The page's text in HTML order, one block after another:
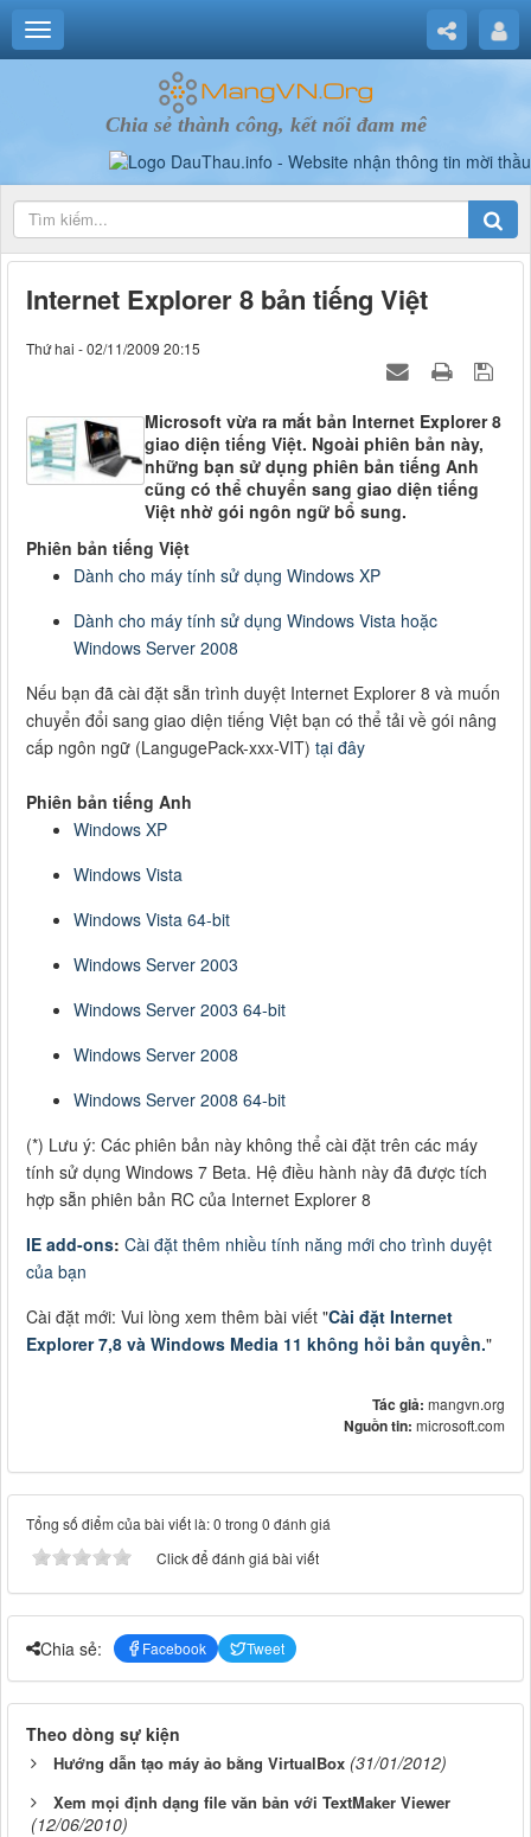
Chia sẻ thành công, kết nối đam mê
Internet Explorer 8 bản tiếng Việt
Thứ hai - 02/11/2009 20:15
Microsoft vừa ra mắt bản Internet Explorer 8
giao diện tiếng Việt. Ngoài phiên bản này,
những bạn sử dụng phiên bản tiếng Anh
cũng có thể chuyển sang giao diện tiếng
Việt nhờ gói ngôn ngữ bổ sung.
Phiên bản tiếng Việt
Dành cho máy tính sử dụng Windows XP
Dành cho máy tính sử dụng Windows Vista hoặc
Windows Server 2008
Nếu bạn đã cài đặt sẵn trình duyệt Internet Explorer 8 và muốn
chuyển đổi sang giao diện tiếng Việt bạn có thể tải về gói nâng
cấp ngôn ngữ (LangugePack-xxx-VIT) tại đây
Phiên bản tiếng Anh
Windows XP
Windows Vista
Windows Vista 64-bit
Windows Server 2003
Windows Server 2003 64-bit
Windows Server 2008
Windows Server 2008 64-bit
(*) Lưu ý: Các phiên bản này không thể cài đặt trên các máy
tính sử dụng Windows 7 Beta. Hệ điều hành này đã được tích
hợp sẵn phiên bản RC của Internet Explorer 8
IE add-ons: Cài đặt thêm nhiều tính năng mới cho trình duyệt
của bạn
Cài đặt mới: Vui lòng xem thêm bài viết "Cài đặt Internet
Explorer 7,8 và Windows Media 11 không hỏi bản quyền."
Tác giả: mangvn.org
Nguồn tin: microsoft.com
Tổng số điểm của bài viết là: 0 trong 0 đánh giá
Click để đánh giá bài viết
Chia sẻ: Facebook Tweet
Theo dòng sự kiện
Hướng dẫn tạo máy ảo bằng VirtualBox (31/01/2012)
Xem mọi định dạng file văn bản với TextMaker Viewer
(12/06/2010)